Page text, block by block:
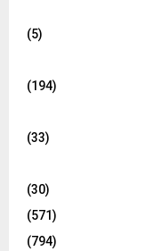
(5)
(194)
(33)
(30)
(571)
(794)